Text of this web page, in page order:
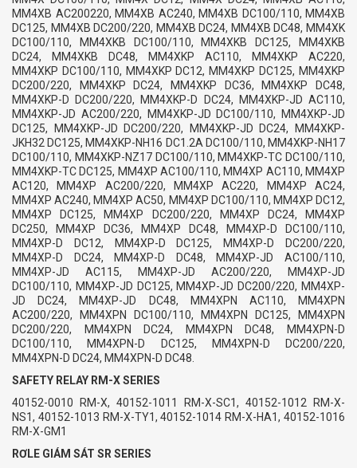
MM4XB AC200220, MM4XB AC240, MM4XB DC100/110, MM4XB
DC125, MM4XB DC200/220, MM4XB DC24, MM4XB DC48, MM4XK
DC100/110, MM4XKB DC100/110, MM4XKB DC125, MM4XKB
DC24, MM4XKB DC48, MM4XKP AC110, MM4XKP AC220,
MM4XKP DC100/110, MM4XKP DC12, MM4XKP DC125, MM4XKP
DC200/220, MM4XKP DC24, MM4XKP DC36, MM4XKP DC48,
MM4XKP-D DC200/220, MM4XKP-D DC24, MM4XKP-JD AC110,
MM4XKP-JD AC200/220, MM4XKP-JD DC100/110, MM4XKP-JD
DC125, MM4XKP-JD DC200/220, MM4XKP-JD DC24, MM4XKP-
JKH32 DC125, MM4XKP-NH16 DC1.2A DC100/110, MM4XKP-NH17
DC100/110, MM4XKP-NZ17 DC100/110, MM4XKP-TC DC100/110,
MM4XKP-TC DC125, MM4XP AC100/110, MM4XP AC110, MM4XP
AC120, MM4XP AC200/220, MM4XP AC220, MM4XP AC24,
MM4XP AC240, MM4XP AC50, MM4XP DC100/110, MM4XP DC12,
MM4XP DC125, MM4XP DC200/220, MM4XP DC24, MM4XP
DC250, MM4XP DC36, MM4XP DC48, MM4XP-D DC100/110,
MM4XP-D DC12, MM4XP-D DC125, MM4XP-D DC200/220,
MM4XP-D DC24, MM4XP-D DC48, MM4XP-JD AC100/110,
MM4XP-JD AC115, MM4XP-JD AC200/220, MM4XP-JD
DC100/110, MM4XP-JD DC125, MM4XP-JD DC200/220, MM4XP-
JD DC24, MM4XP-JD DC48, MM4XPN AC110, MM4XPN
AC200/220, MM4XPN DC100/110, MM4XPN DC125, MM4XPN
DC200/220, MM4XPN DC24, MM4XPN DC48, MM4XPN-D
DC100/110, MM4XPN-D DC125, MM4XPN-D DC200/220,
MM4XPN-D DC24, MM4XPN-D DC48.
SAFETY RELAY RM-X SERIES
40152-0010 RM-X, 40152-1011 RM-X-SC1, 40152-1012 RM-X-
NS1, 40152-1013 RM-X-TY1, 40152-1014 RM-X-HA1, 40152-1016
RM-X-GM1
RƠLE GIÁM SÁT SR SERIES